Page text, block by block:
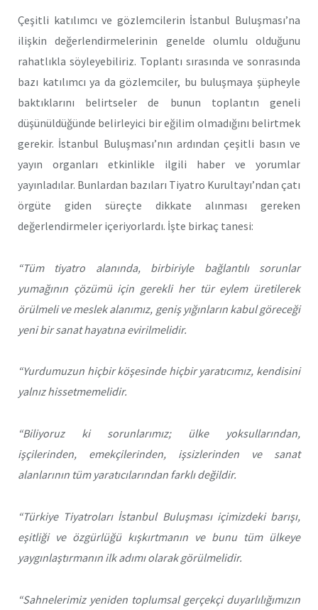
Çeşitli katılımcı ve gözlemcilerin İstanbul Buluşması’na
ilişkin değerlendirmelerinin genelde olumlu olduğunu
rahatlıkla söyleyebiliriz. Toplantı sırasında ve sonrasında
bazı katılımcı ya da gözlemciler, bu buluşmaya şüpheyle
baktıklarını belirtseler de bunun toplantın geneli
düşünüldüğünde belirleyici bir eğilim olmadığını belirtmek
gerekir. İstanbul Buluşması’nın ardından çeşitli basın ve
yayın organları etkinlikle ilgili haber ve yorumlar
yayınladılar. Bunlardan bazıları Tiyatro Kurultayı’ndan çatı
örgüte giden süreçte dikkate alınması gereken
değerlendirmeler içeriyorlardı. İşte birkaç tanesi:
“Tüm tiyatro alanında, birbiriyle bağlantılı sorunlar
yumağının çözümü için gerekli her tür eylem üretilerek
örülmeli ve meslek alanımız, geniş yığınların kabul göreceği
yeni bir sanat hayatına evirilmelidir.
“Yurdumuzun hiçbir köşesinde hiçbir yaratıcımız, kendisini
yalnız hissetmemelidir.
“Biliyoruz ki sorunlarımız; ülke yoksullarından,
işçilerinden, emekçilerinden, işsizlerinden ve sanat
alanlarının tüm yaratıcılarından farklı değildir.
“Türkiye Tiyatroları İstanbul Buluşması içimizdeki barışı,
eşitliği ve özgürlüğü kışkırtmanın ve bunu tüm ülkeye
yaygınlaştırmanın ilk adımı olarak görülmelidir.
“Sahnelerimiz yeniden toplumsal gerçekçi duyarlılığımızın